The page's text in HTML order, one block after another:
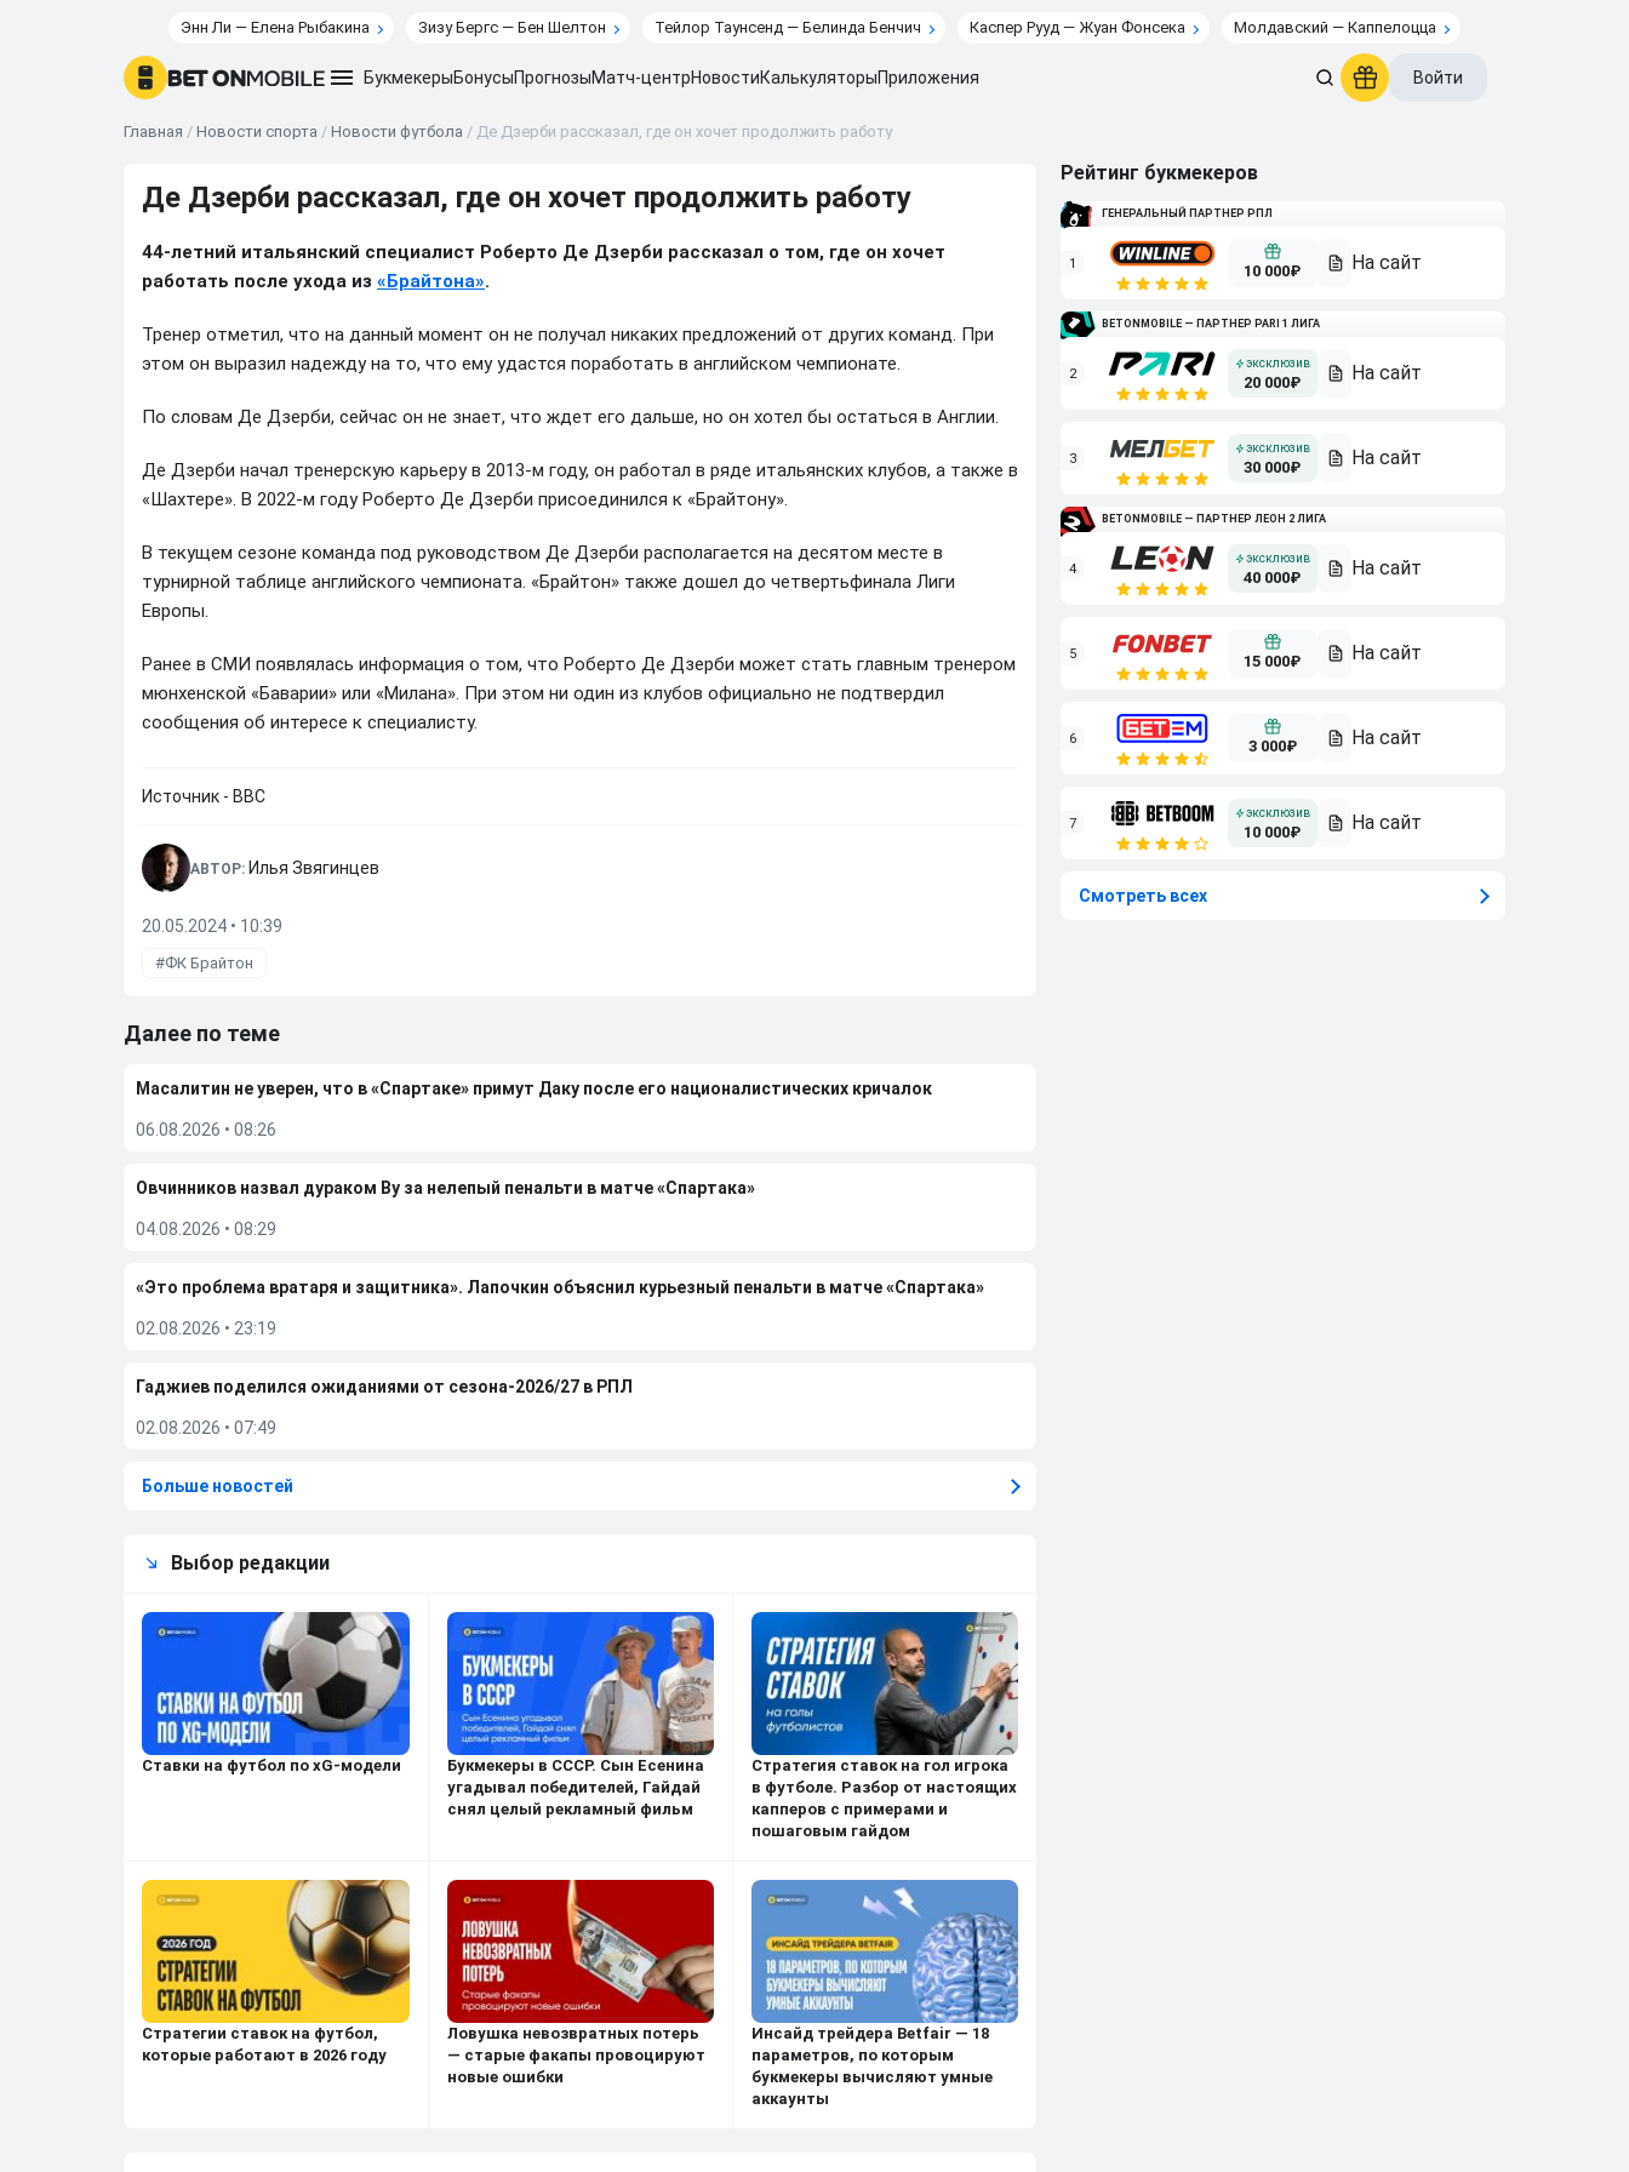
Энн Ли — Елена Рыбакина Зизу Бергс — Бен Шелтон Тейлор Таунсенд — Белинда Бенчич Каспер Рууд — Жуан Фонсека Молдавский — Каппелоцца
БукмекерыБонусыПрогнозыМатч-центрНовостиКалькуляторыПриложения Войти
Главная / Новости спорта / Новости футбола / Де Дзерби рассказал, где он хочет продолжить работу
Де Дзерби рассказал, где он хочет продолжить работу
44-летний итальянский специалист Роберто Де Дзерби рассказал о том, где он хочет
работать после ухода из «Брайтона».
Тренер отметил, что на данный момент он не получал никаких предложений от других команд. При
этом он выразил надежду на то, что ему удастся поработать в английском чемпионате.
По словам Де Дзерби, сейчас он не знает, что ждет его дальше, но он хотел бы остаться в Англии.
Де Дзерби начал тренерскую карьеру в 2013-м году, он работал в ряде итальянских клубов, а также в
«Шахтере». В 2022-м году Роберто Де Дзерби присоединился к «Брайтону».
В текущем сезоне команда под руководством Де Дзерби располагается на десятом месте в
турнирной таблице английского чемпионата. «Брайтон» также дошел до четвертьфинала Лиги
Европы.
Ранее в СМИ появлялась информация о том, что Роберто Де Дзерби может стать главным тренером
мюнхенской «Баварии» или «Милана». При этом ни один из клубов официально не подтвердил
сообщения об интересе к специалисту.
Источник - BBC
АВТОР: Илья Звягинцев
20.05.2024 • 10:39
ФК Брайтон
Далее по теме
Масалитин не уверен, что в «Спартаке» примут Даку после его националистических кричалок
06.08.2026 • 08:26
Овчинников назвал дураком Ву за нелепый пенальти в матче «Спартака»
04.08.2026 • 08:29
«Это проблема вратаря и защитника». Лапочкин объяснил курьезный пенальти в матче «Спартака»
02.08.2026 • 23:19
Гаджиев поделился ожиданиями от сезона-2026/27 в РПЛ
02.08.2026 • 07:49
Больше новостей
Выбор редакции
Ставки на футбол по xG-модели
Букмекеры в СССР. Сын Есенина
угадывал победителей, Гайдай
снял целый рекламный фильм
Стратегия ставок на гол игрока
в футболе. Разбор от настоящих
капперов с примерами и
пошаговым гайдом
Стратегии ставок на футбол,
которые работают в 2026 году
Ловушка невозвратных потерь
— старые факапы провоцируют
новые ошибки
Инсайд трейдера Betfair — 18
параметров, по которым
букмекеры вычисляют умные
аккаунты
Рейтинг букмекеров
ГЕНЕРАЛЬНЫЙ ПАРТНЕР РПЛ
1 10 000₽
BETONMOBILE — ПАРТНЕР PARI 1 ЛИГА
2 20 000₽
3 30 000₽
BETONMOBILE — ПАРТНЕР ЛЕОН 2 ЛИГА
4 40 000₽
5 15 000₽
6 3 000₽
7 10 000₽
Смотреть всех